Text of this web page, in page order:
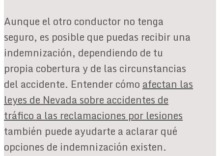
Aunque el otro conductor no tenga
seguro, es posible que puedas recibir una
indemnización, dependiendo de tu
propia cobertura y de las circunstancias
del accidente. Entender cómoafectan las
leyes de Nevada sobre accidentes de
tráfico a las reclamaciones por lesiones
también puede ayudarte a aclarar qué
opciones de indemnización existen.